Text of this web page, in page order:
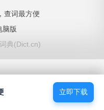
查词最方便
脑版
典(Dict.cn)
立即下载
立即下载